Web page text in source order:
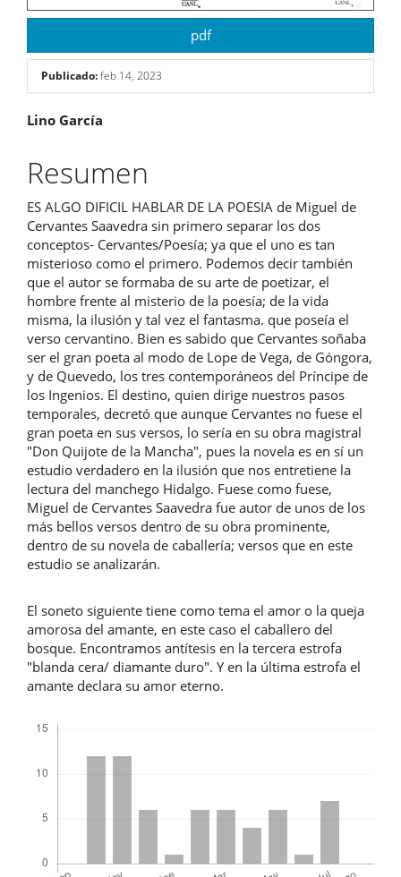
pdf
Publicado:feb 14, 2023
Contenido
principal
del
artículo
Lino García
Resumen
ES ALGO DIFICIL HABLAR DE LA POESIA de Miguel de
Cervantes Saavedra sin primero separar los dos
conceptos- Cervantes/Poesía; ya que el uno es tan
misterioso como el primero. Podemos decir también
que el autor se formaba de su arte de poetizar, el
hombre frente al misterio de la poesía; de la vida
misma, la ilusión y tal vez el fantasma. que poseía el
verso cervantino. Bien es sabido que Cervantes soñaba
ser el gran poeta al modo de Lope de Vega, de Góngora,
y de Quevedo, los tres contemporáneos del Príncipe de
los Ingenios. El destino, quien dirige nuestros pasos
temporales, decretó que aunque Cervantes no fuese el
gran poeta en sus versos, lo sería en su obra magistral
"Don Quijote de la Mancha", pues la novela es en sí un
estudio verdadero en la ilusión que nos entretiene la
lectura del manchego Hidalgo. Fuese como fuese,
Miguel de Cervantes Saavedra fue autor de unos de los
más bellos versos dentro de su obra prominente,
dentro de su novela de caballería; versos que en este
estudio se analizarán.
El soneto siguiente tiene como tema el amor o la queja
amorosa del amante, en este caso el caballero del
bosque. Encontramos antítesis en la tercera estrofa
"blanda cera/ diamante duro". Y en la última estrofa el
amante declara su amor eterno.